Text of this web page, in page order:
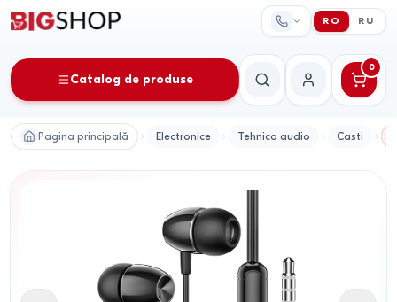
RO RU
Catalog de produse
CăutareContul meu
0
Pagina principală Electronice Tehnica audio Casti